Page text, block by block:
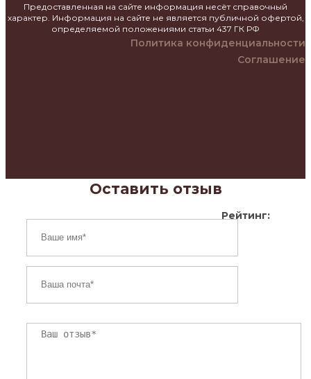
Предоставленная на сайте информация несёт справочный
характер. Информация на сайте не является публичной офертой,
определяемой положениями статьи 437 ГК РФ
Политика конфиденциальности
Соглашение
Оставить отзыв
Рейтинг: